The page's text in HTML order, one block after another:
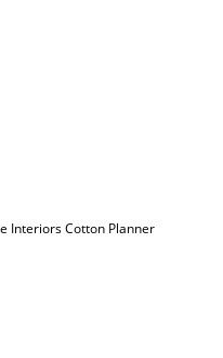
Interiors Cotton Planner